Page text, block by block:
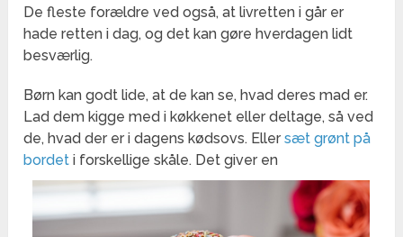
De fleste forældre ved også, at livretten i går er
hade retten i dag, og det kan gøre hverdagen lidt
besværlig.
Børn kan godt lide, at de kan se, hvad deres mad er.
Lad dem kigge med i køkkenet eller deltage, så ved
de, hvad der er i dagens kødsovs. Ellersæt grønt på
bordet i forskellige skåle. Det giver en